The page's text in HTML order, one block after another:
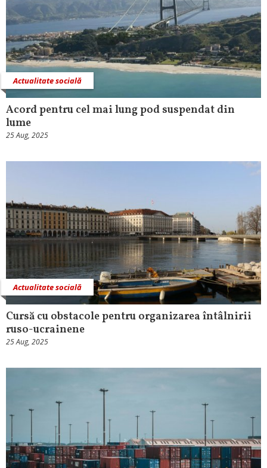
Actualitate socială
Acord pentru cel mai lung pod suspendat din
lume
25 Aug, 2025
Actualitate socială
Cursă cu obstacole pentru organizarea întâlnirii
ruso-ucrainene
25 Aug, 2025